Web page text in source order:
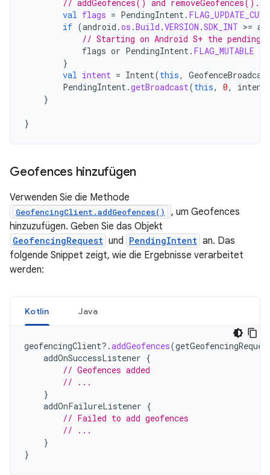
// addGeofences() and removeGeofences().
val flags = PendingIntent.
if (android .os .Build .VERSION .SDK_INT >=
// Starting on Android S+ the pending
flags or PendingIntent. FLAG_MUTABLE
}
val intent = Intent(this,
PendingIntent.getBroadcast(this, 0, intent
}
}
Geofences hinzufügen
Verwenden Sie die Methode
GeofencingClient.addGeofences()
, um Geofences
hinzuzufügen. Geben Sie das Objekt
GeofencingRequest und PendingIntent an. Das
folgende Snippet zeigt, wie die Ergebnisse verarbeitet
werden:
Kotlin Java
geofencingClient?.addGeofences(
addOnSuccessListener {
// Geofences added
// ...
}
addOnFailureListener {
// Failed to add geofences
// ...
}
}